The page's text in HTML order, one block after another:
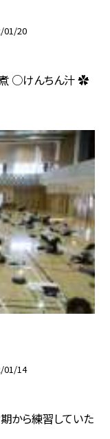
01/20
○けんちん汁 ✿
01/14
から練習していた